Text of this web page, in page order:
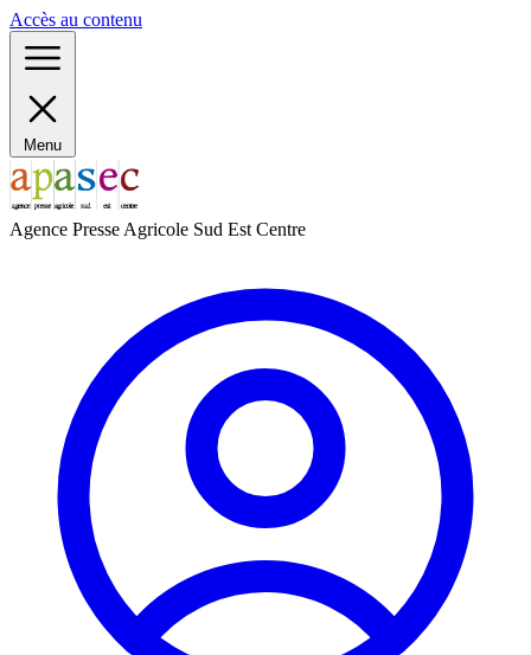
Accès au contenu
Menu
Agence Presse Agricole Sud Est Centre
Panneau de gestion des cookies